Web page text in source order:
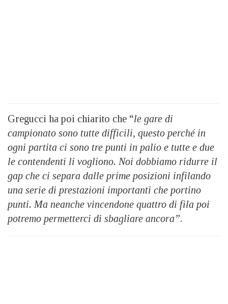
Gregucci ha poi chiarito che “le gare di
campionato sono tutte difficili, questo perché in
ogni partita ci sono tre punti in palio e tutte e due
le contendenti li vogliono. Noi dobbiamo ridurre il
gap che ci separa dalle prime posizioni infilando
una serie di prestazioni importanti che portino
punti. Ma neanche vincendone quattro di fila poi
potremo permetterci di sbagliare ancora”.